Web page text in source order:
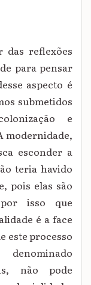
reflexões
para pensar
aspecto é
submetidos
e
modernidade,
esconder a
teria havido
pois elas são
isso que
é a face
este processo
não pode